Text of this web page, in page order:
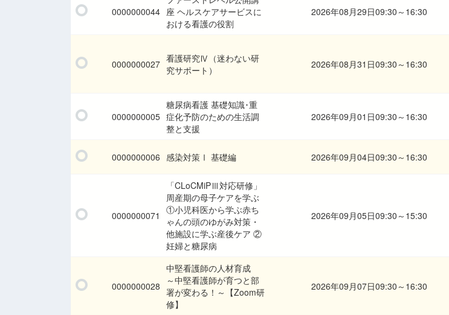
0000000044 座 ヘルスケアサービスに
おける看護の役割
2026年08月29日09:30～16:30
0000000027 看護研究Ⅳ（迷わない研
究サポート）
2026年08月31日09:30～16:30
0000000005
糖尿病看護 基礎知識･重
症化予防のための生活調
整と支援
2026年09月01日09:30～16:30
0000000006 感染対策Ⅰ 基礎編 2026年09月04日09:30～16:30
0000000071
「CLoCMiPⅢ対応研修」
周産期の母子ケアを学ぶ
①小児科医から学ぶ赤ち
ゃんの頭のゆがみ対策・
他施設に学ぶ産後ケア ②
妊婦と糖尿病
2026年09月05日09:30～15:30
0000000028
中堅看護師の人材育成
～中堅看護師が育つと部
署が変わる！～【Zoom研
修】
2026年09月07日09:30～16:30